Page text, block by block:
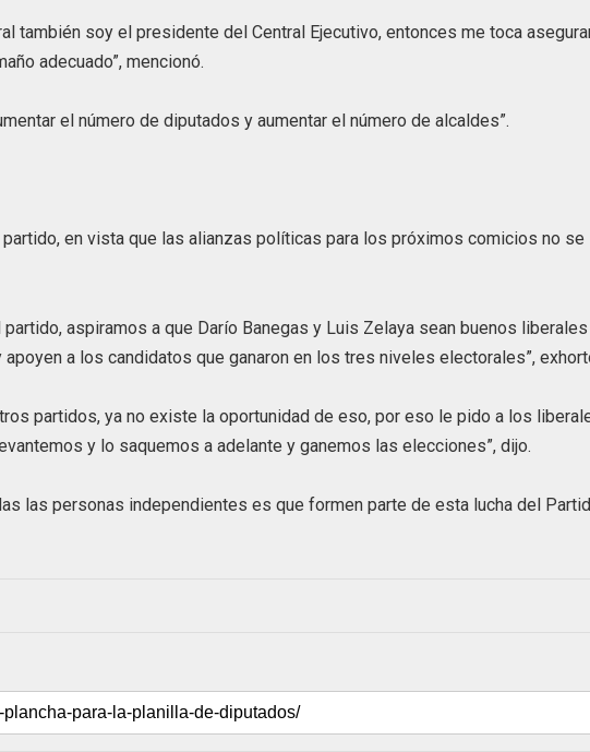
también soy el presidente del Central Ejecutivo, entonces me toca
adecuado”, mencionó.
el número de diputados y aumentar el número de alcaldes”.
en vista que las alianzas políticas para los próximos comicios no se
aspiramos a que Darío Banegas y Luis Zelaya sean buenos
a los candidatos que ganaron en los tres niveles electorales”,
partidos, ya no existe la oportunidad de eso, por eso le pido a los
y lo saquemos a adelante y ganemos las elecciones”, dijo.
las personas independientes es que formen parte de esta lucha del